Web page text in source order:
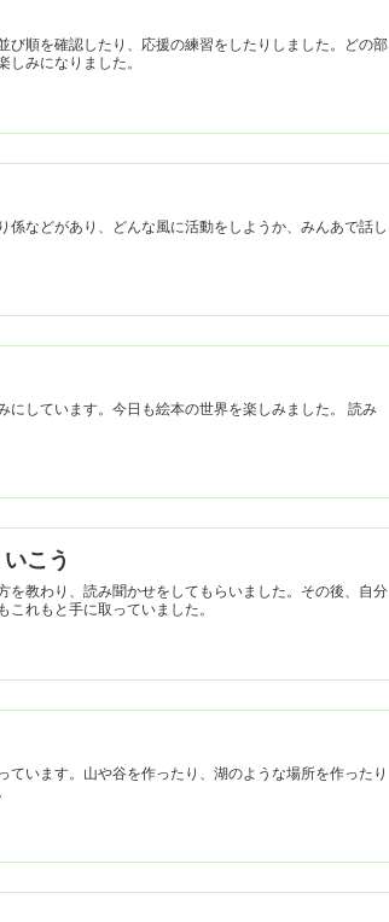
び順を確認したり、応援の練習をしたりしました。どの部
しみになりました。
係などがあり、どんな風に活動をしようか、みんあで話し
しています。今日も絵本の世界を楽しみました。 読み
こう
を教わり、読み聞かせをしてもらいました。その後、自分
れもと手に取っていました。
ています。山や谷を作ったり、湖のような場所を作ったり